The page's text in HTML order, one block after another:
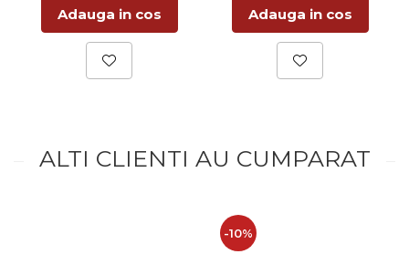
Adauga in cos Adauga in cos
ALTI CLIENTI AU CUMPARAT
-10%